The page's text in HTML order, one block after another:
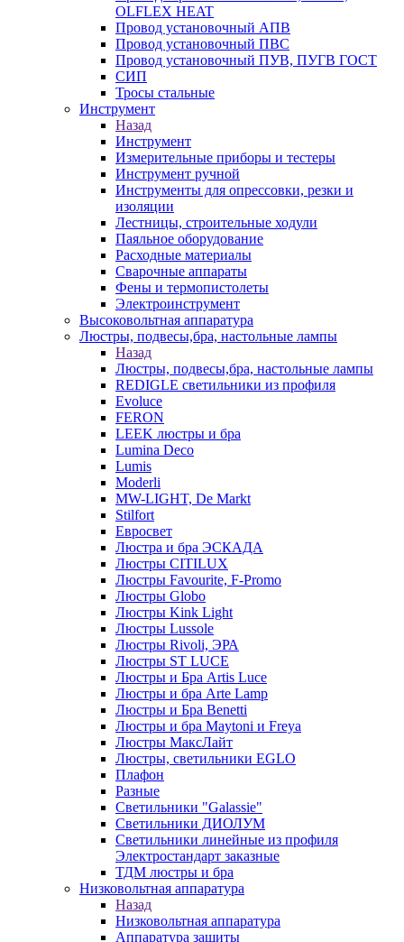
OLFLEX HEAT
Провод установочный АПВ
Провод установочный ПВС
Провод установочный ПУВ, ПУГВ ГОСТ
СИП
Тросы стальные
Инструмент
Назад
Инструмент
Измерительные приборы и тестеры
Инструмент ручной
Инструменты для опрессовки, резки и
изоляции
Лестницы, строительные ходули
Паяльное оборудование
Расходные материалы
Сварочные аппараты
Фены и термопистолеты
Электроинструмент
Высоковольтная аппаратура
Люстры, подвесы,бра, настольные лампы
Назад
Люстры, подвесы,бра, настольные лампы
REDIGLE светильники из профиля
Evoluce
FERON
LEEK люстры и бра
Lumina Deco
Lumis
Moderli
MW-LIGHT, De Markt
Stilfort
Евросвет
Люстра и бра ЭСКАДА
Люстры CITILUX
Люстры Favourite, F-Promo
Люстры Globo
Люстры Kink Light
Люстры Lussole
Люстры Rivoli, ЭРА
Люстры ST LUCE
Люстры и Бра Artis Luce
Люстры и бра Arte Lamp
Люстры и Бра Benetti
Люстры и бра Maytoni и Freya
Люстры МаксЛайт
Люстры, светильники EGLO
Плафон
Разные
Светильники "Galassie"
Светильники ДИОЛУМ
Светильники линейные из профиля
Электростандарт заказные
ТДМ люстры и бра
Низковольтная аппаратура
Назад
Низковольтная аппаратура
Аппаратура защиты